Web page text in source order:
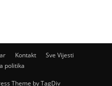
Kontakt
Sve Vijesti
politika
Theme by TagDiv